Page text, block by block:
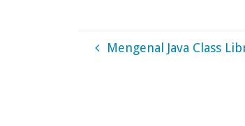
Mengenal Java Class